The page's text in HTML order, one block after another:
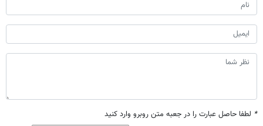
* لطفا حاصل عبارت را در جعبه متن روبرو وارد کنید